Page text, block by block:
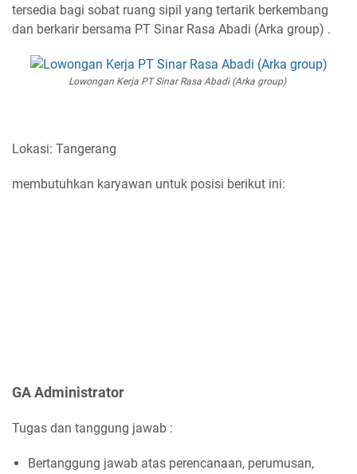
tersedia bagi sobat ruang sipil yang tertarik berkembang
dan berkarir bersama PT Sinar Rasa Abadi (Arka group) .
Lowongan Kerja PT Sinar Rasa Abadi (Arka group)
Lokasi: Tangerang
membutuhkan karyawan untuk posisi berikut ini:
GA Administrator
Tugas dan tanggung jawab :
Bertanggung jawab atas perencanaan, perumusan,